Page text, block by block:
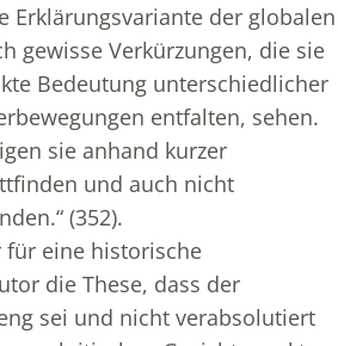
Erklärungsvariante der globalen
gewisse Verkürzungen, die sie
Bedeutung unterschiedlicher
entfalten, sehen.
sie anhand kurzer
und auch nicht
(352).
für eine historische
die These, dass der
sei und nicht verabsolutiert